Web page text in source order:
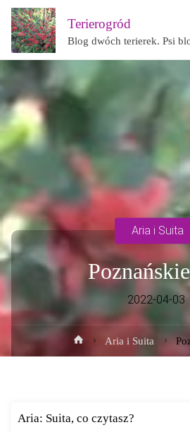
Terierogród
Blog dwóch terierek. Psi
2022-04-03
Aria i Suita
Strona
główna
Aria i Suita
Aria: Suita, co czytasz?